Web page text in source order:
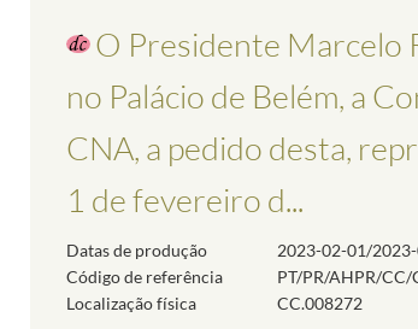
O Presidente Marcelo
no Palácio de Belém, a
CNA, a pedido desta,
1 de fevereiro d...
Datas de produção
2023-02-01/
Código de referência
PT/PR/AHPR/
Localização física
CC.008272